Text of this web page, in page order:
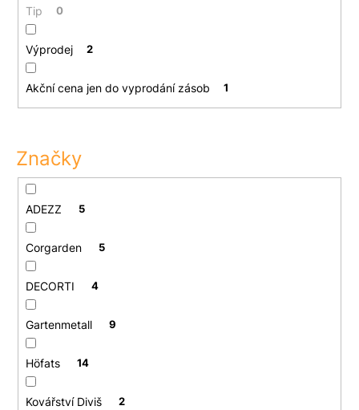
Tip 0
Výprodej 2
Akční cena jen do vyprodání zásob 1
Značky
ADEZZ 5
Corgarden 5
DECORTI 4
Gartenmetall 9
Höfats 14
Kovářství Diviš 2